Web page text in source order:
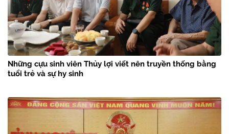
Những cựu sinh viên Thủy lợi viết nên truyền thống bằng
tuổi trẻ và sự hy sinh